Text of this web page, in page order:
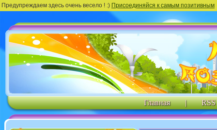
Предупреждаем здесь очень весело ! :) Присоединяйся к самым позитивным
Главная | RSS